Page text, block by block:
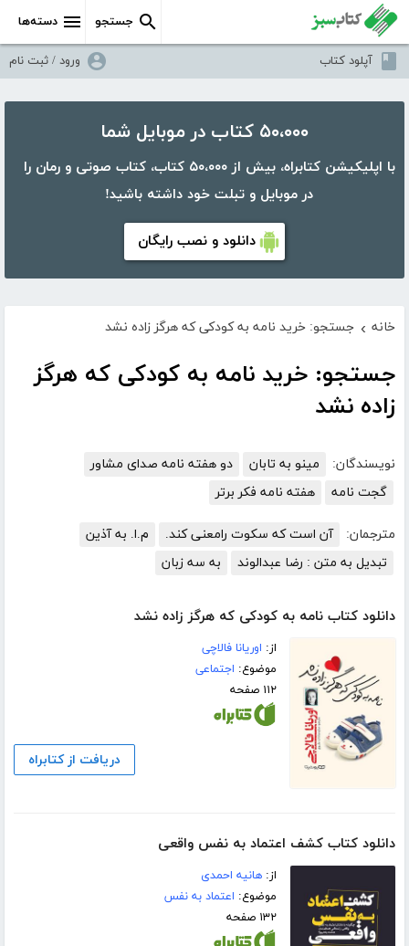
دسته‌ها جستجو
آپلود کتاب ورود / ثبت نام
۵۰،۰۰۰ کتاب در موبایل شما
با اپلیکیشن کتابراه، بیش از ۵۰،۰۰۰ کتاب، کتاب صوتی و رمان را
در موبایل و تبلت خود داشته باشید!
دانلود و نصب رایگان
خانه › جستجو: خرید نامه به کودکی که هرگز زاده نشد
جستجو: خرید نامه به کودکی که هرگز
زاده نشد
نویسندگان: مینو به تابان
دو هفته نامه صدای مشاور
گجت نامه
هفته نامه فکر برتر
مترجمان: آن است که سکوت رامعنی کند.
م.ا. به آذین
تبدیل به متن : رضا عبدالوند
به سه زبان
دانلود کتاب نامه به کودکی که هرگز زاده نشد
از: اوریانا فالاچی
موضوع: اجتماعی
۱۱۲ صفحه
دریافت از کتابراه
دانلود کتاب کشف اعتماد به نفس واقعی
از:هانیه احمدی
موضوع: اعتماد به نفس
۱۳۲ صفحه